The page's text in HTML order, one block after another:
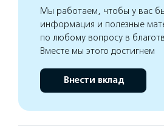
Мы работаем, чтобы у вас
информация и полезные
по любому вопросу в
Вместе мы этого достигнем
Внести вклад